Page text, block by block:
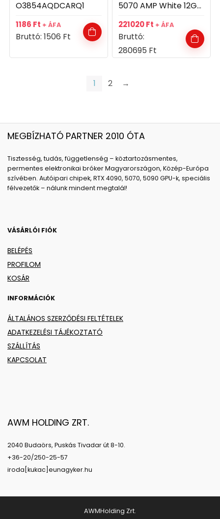
O3854AQDCARQ1
1186 Ft + ÁFA
Bruttó:1506 Ft
5070 AMP White 12GB
videókártya
221020Ft + ÁFA
Bruttó:
280695 Ft
1 2 →
MEGBÍZHATÓ PARTNER 2010 ÓTA
Tisztesség, tudás, függetlenség – köztartozásmentes,
permentes elektronikai bróker Magyarországon, Közép-Európa
szívében. Autóipari chipek, RTX 4090, 5070, 5090 GPU-k, speciális
félvezetők – nálunk mindent megtalál!
VÁSÁRLÓI FIÓK
BELÉPÉS
PROFILOM
KOSÁR
INFORMÁCIÓK
ÁLTALÁNOS SZERZŐDÉSI FELTÉTELEK
ADATKEZELÉSI TÁJÉKOZTATÓ
SZÁLLÍTÁS
KAPCSOLAT
AWM HOLDING ZRT.
2040 Budaörs, Puskás Tivadar út 8-10.
+36-20/250-25-57
iroda[kukac]eunagyker.hu
AWMHolding Zrt.